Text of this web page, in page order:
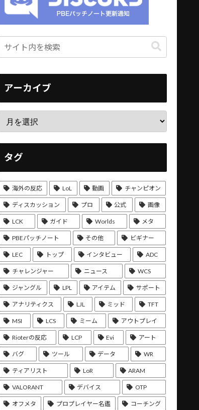
アーカイブ
タグ
海外の反応 LoL 動画 チャンピオン
ディスカッション プロ 公式 画像
LCK ガイド Worlds メタ
PBEパッチノート その他 ビギナー
LEC トップ インタビュー ADC
チャレンジャー ニュース WCS
ジャングル LPL アイテム サポート
アナリティクス LJL ミッド TFT
MSI LCS ミーム アウトプレイ
Rioterの反応 LCP Evi アート
バグ ツール データ WR
ティアリスト LoR ARAM
VALORANT デバイス OTP
オフメタ プロプレイヤー名鑑 コーチング